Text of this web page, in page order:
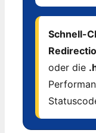
Schnell-
oder die